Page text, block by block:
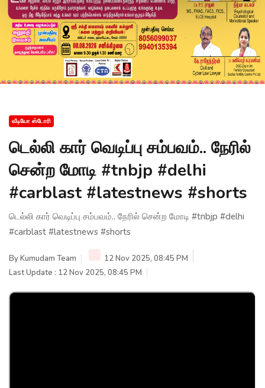
வீடியோ ஸ்டோரி
டெல்லி கார் வெடிப்பு சம்பவம்.. நேரில்
சென்ற மோடி #tnbjp #delhi
#carblast #latestnews #shorts
டெல்லி கார் வெடிப்பு சம்பவம்.. நேரில் சென்ற மோடி #tnbjp #delhi
#carblast #latestnews #shorts
ByKumudam Team
12 Nov 2025, 08:45 PM
Last Update : 12 Nov 2025, 08:45 PM